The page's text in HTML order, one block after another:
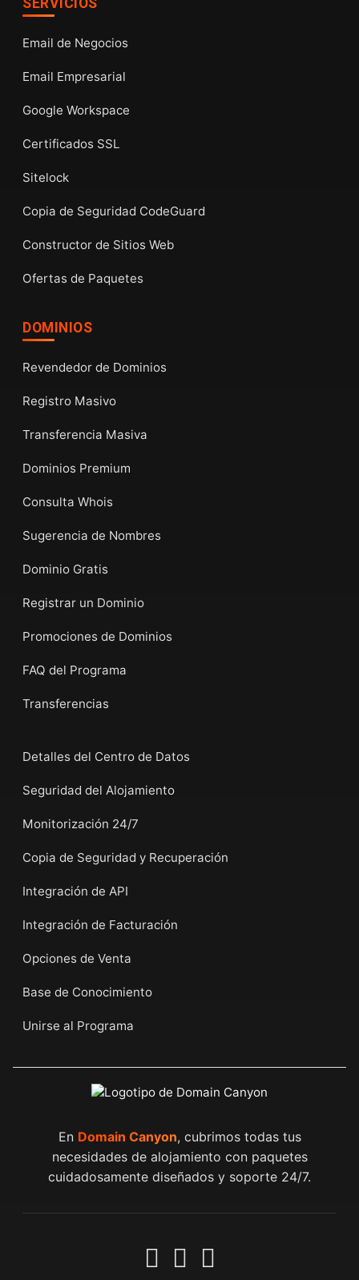
SERVICIOS
Email de Negocios
Email Empresarial
Google Workspace
Certificados SSL
Sitelock
Copia de Seguridad CodeGuard
Constructor de Sitios Web
Ofertas de Paquetes
DOMINIOS
Revendedor de Dominios
Registro Masivo
Transferencia Masiva
Dominios Premium
Consulta Whois
Sugerencia de Nombres
Dominio Gratis
Registrar un Dominio
Promociones de Dominios
FAQ del Programa
Transferencias
Detalles del Centro de Datos
Seguridad del Alojamiento
Monitorización 24/7
Copia de Seguridad y Recuperación
Integración de API
Integración de Facturación
Opciones de Venta
Base de Conocimiento
Unirse al Programa
En Domain Canyon, cubrimos todas tus
necesidades de alojamiento con paquetes
cuidadosamente diseñados y soporte 24/7.